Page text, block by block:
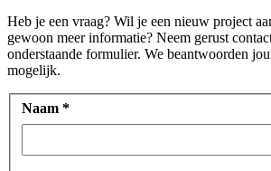
Heb je een vraag? Wil je een nieuw project
gewoon meer informatie? Neem gerust
onderstaande formulier. We beantwoorden
mogelijk.
Naam *